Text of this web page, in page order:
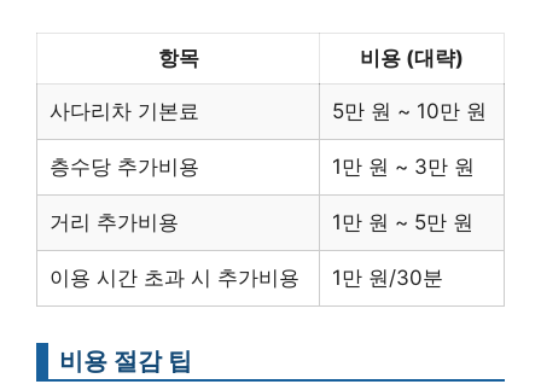
항목 비용 (대략)
사다리차 기본료 5만 원 ~ 10만 원
층수당 추가비용 1만 원 ~ 3만 원
거리 추가비용 1만 원 ~ 5만 원
이용 시간 초과 시 추가비용 1만 원/30분
비용 절감 팁